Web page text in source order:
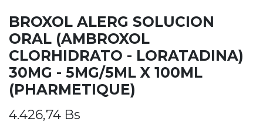
BROXOL ALERG SOLUCION
ORAL (AMBROXOL
CLORHIDRATO - LORATADINA)
30MG - 5MG/5ML X 100ML
(PHARMETIQUE)
4.426,74 Bs